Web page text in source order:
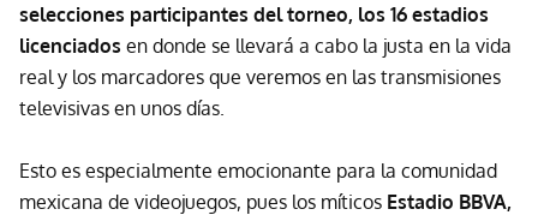
selecciones participantes del torneo, los 16 estadios
licenciados en donde se llevará a cabo la justa en la vida
real y los marcadores que veremos en las transmisiones
televisivas en unos días.
Esto es especialmente emocionante para la comunidad
mexicana de videojuegos, pues los míticos Estadio BBVA,